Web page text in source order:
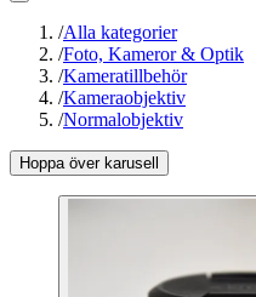
/Alla kategorier
/Foto, Kameror & Optik
/Kameratillbehör
/Kameraobjektiv
/Normalobjektiv
Hoppa över karusell